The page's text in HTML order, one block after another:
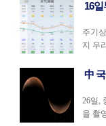
16
주기
지 우
中
26일,
을 촬